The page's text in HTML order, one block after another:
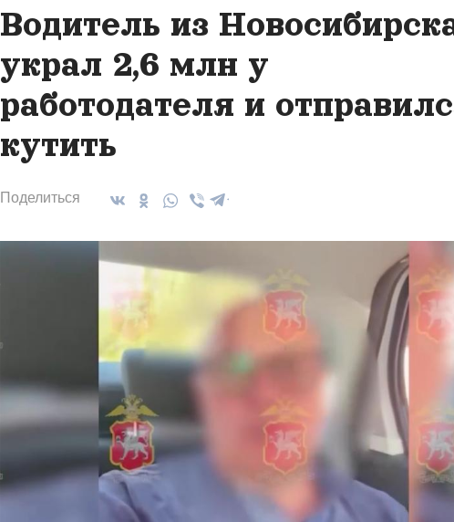
Водитель из
украл 2,6 млн у
работодателя и
кутить
Поделиться